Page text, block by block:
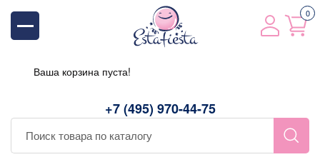
+7 (495) 970-44-75
0
Ваша корзина пуста!